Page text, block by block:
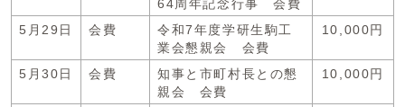
64周年記念行事 会費
5月29日 会費
令和7年度学研生駒工
業会懇親会 会費
10,000円
5月30日 会費
知事と市町村長との懇
親会 会費
10,000円